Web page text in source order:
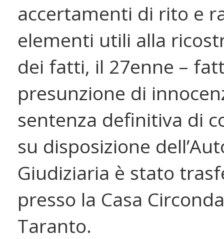
accertamenti di rito e
elementi utili alla
dei fatti, il 27enne –
presunzione di
sentenza definitiva di
su disposizione
Giudiziaria è stato
presso la Casa
Taranto.